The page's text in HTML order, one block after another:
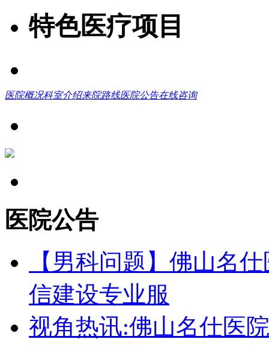
特色医疗项目
医院概况科室介绍来院路线医院公告在线咨询
医院公告
【男科问题】佛山名
信建设专业服
视角热讯:佛山名仕医